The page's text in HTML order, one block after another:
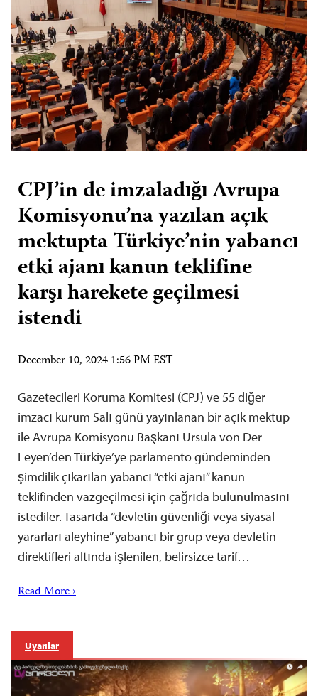
CPJ’in de imzaladığı Avrupa
Komisyonu’na yazılan açık
mektupta Türkiye’nin yabancı
etki ajanı kanun teklifine
karşı harekete geçilmesi
istendi
December 10, 2024 1:56 PM EST
Gazetecileri Koruma Komitesi (CPJ) ve 55 diğer
imzacı kurum Salı günü yayınlanan bir açık mektup
ile Avrupa Komisyonu Başkanı Ursula von Der
Leyen’den Türkiye’ye parlamento gündeminden
şimdilik çıkarılan yabancı “etki ajanı” kanun
teklifinden vazgeçilmesi için çağrıda bulunulmasını
istediler. Tasarıda “devletin güvenliği veya siyasal
yararları aleyhine” yabancı bir grup veya devletin
direktifleri altında işlenilen, belirsizce tarif…
Read More ›
Uyarılar